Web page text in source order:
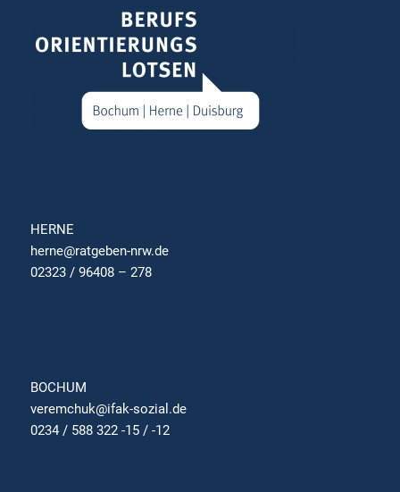
HERNE
herne@ratgeben-nrw.de
02323 / 96408 – 278
BOCHUM
veremchuk@ifak-sozial.de
0234 / 588 322 -15 / -12